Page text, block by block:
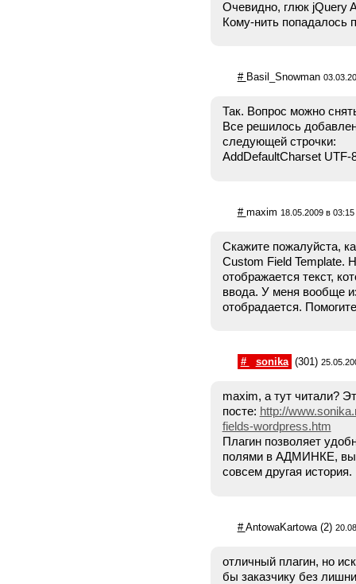
Очевидно, глюк jQuery
Кому-нить попадалось
# Basil_Snowman
Так. Вопрос можно
Все решилось
следующей строчки:
AddDefaultCharset UTF-
# maxim 18.05.2009 в 03:15
Скажите пожалуйста,
Custom Field Template.
отображается текст,
ввода. У меня вообще
отобрадается.
# sonika (301)
maxim, а тут читали?
посте: http://
fields-wordpress.htm
Плагин позволяет
полями в АДМИНКЕ,
совсем другая история.
#AntowaKartowa (2)
отличный плагин, но
бы заказчику без